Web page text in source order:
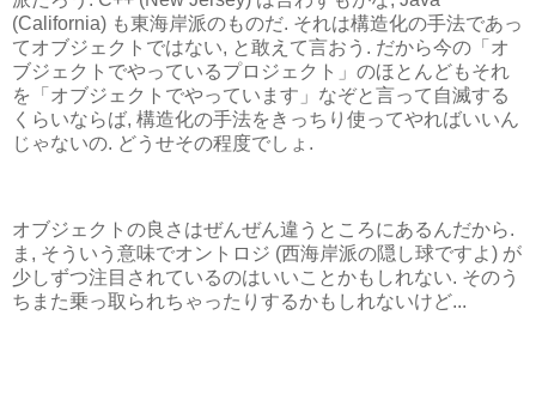
(California) も東海岸派のものだ. それは構造化の手法であっ
てオブジェクトではない, と敢えて言おう. だから今の「オ
ブジェクトでやっているプロジェクト」のほとんどもそれ
を「オブジェクトでやっています」なぞと言って自滅する
くらいならば, 構造化の手法をきっちり使ってやればいいん
じゃないの. どうせその程度でしょ.
オブジェクトの良さはぜんぜん違うところにあるんだから.
ま, そういう意味でオントロジ (西海岸派の隠し球ですよ) が
少しずつ注目されているのはいいことかもしれない. そのう
ちまた乗っ取られちゃったりするかもしれないけど...